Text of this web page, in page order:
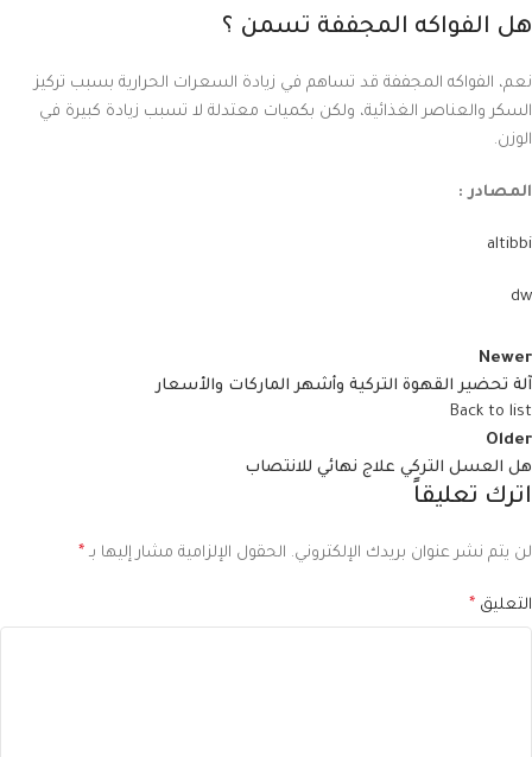
هل الفواكه المجففة تسمن ؟
نعم، الفواكه المجففة قد تساهم في زيادة السعرات الحرارية بسبب تركيز
السكر والعناصر الغذائية، ولكن بكميات معتدلة لا تسبب زيادة كبيرة في
الوزن.
المصادر :
altibbi
dw
Newer
آلة تحضير القهوة التركية وأشهر الماركات والأسعار
Back to list
Older
هل العسل التركي علاج نهائي للانتصاب
اترك تعليقاً
لن يتم نشر عنوان بريدك الإلكتروني. الحقول الإلزامية مشار إليها بـ *
التعليق *